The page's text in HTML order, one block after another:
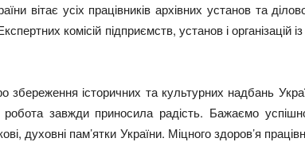
вітає усіх працівників архівних установ та
комісій підприємств, установ і організацій
історичних та культурних надбань
завжди приносила радість. Бажаємо
духовні пам’ятки України. Міцного здоров’я